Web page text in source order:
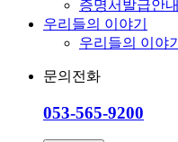
증명서발급안내
우리들의 이야기
우리들의 이야기
문의전화
053-565-9200